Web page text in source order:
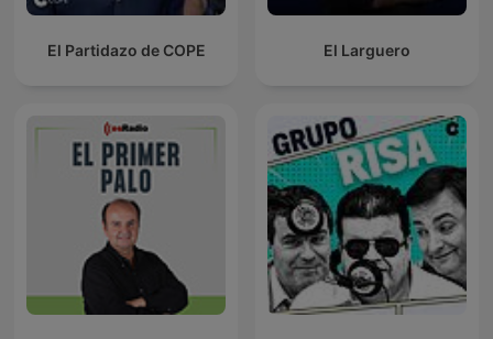
El Partidazo de COPE El Larguero